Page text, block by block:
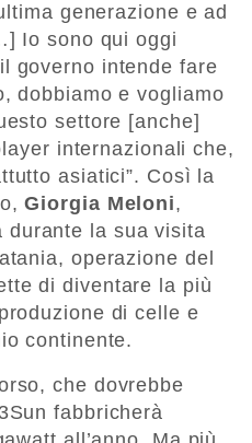
generazione e ad
Io sono qui oggi
governo intende fare
dobbiamo e vogliamo
settore [anche]
internazionali che,
asiatici”. Così la
Giorgia Meloni,
durante la sua visita
operazione del
di diventare la più
di celle e
continente.
che dovrebbe
fabbricherà